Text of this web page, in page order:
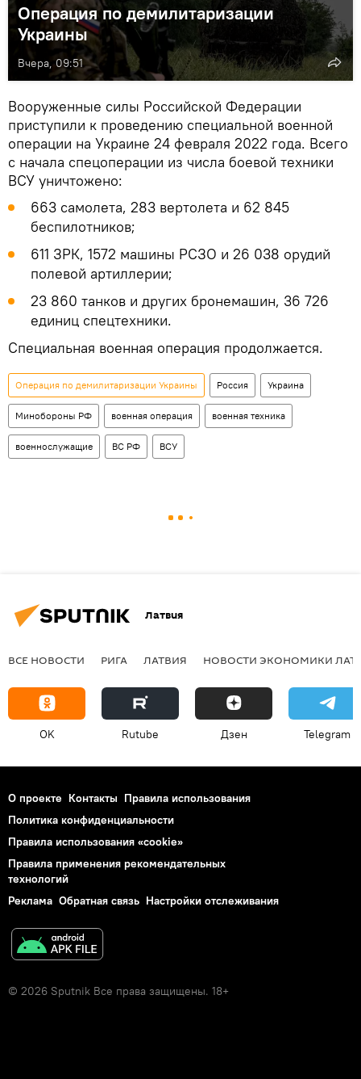
Операция по демилитаризации
Украины
Вчера, 09:51
Вооруженные силы Российской Федерации
приступили к проведению специальной военной
операции на Украине 24 февраля 2022 года. Всего
с начала спецоперации из числа боевой техники
ВСУ уничтожено:
663 самолета, 283 вертолета и 62 845
беспилотников;
611 ЗРК, 1572 машины РСЗО и 26 038 орудий
полевой артиллерии;
23 860 танков и других бронемашин, 36 726
единиц спецтехники.
Специальная военная операция продолжается.
Операция по демилитаризации Украины Россия Украина
Минобороны РФ военная операция военная техника
военнослужащие ВС РФ ВСУ
Латвия
ВСЕ НОВОСТИ РИГА ЛАТВИЯ НОВОСТИ ЭКОНОМИКИ
OK Rutube Дзен Telegram
О проекте Контакты Правила использования
Политика конфиденциальности
Правила использования «cookie»
Правила применения рекомендательных
технологий
Реклама Обратная связь Настройки отслеживания
© 2026 Sputnik Все права защищены. 18+